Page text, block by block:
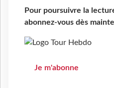
Pour poursuivre la
abonnez-vous dès
Je m'abonne